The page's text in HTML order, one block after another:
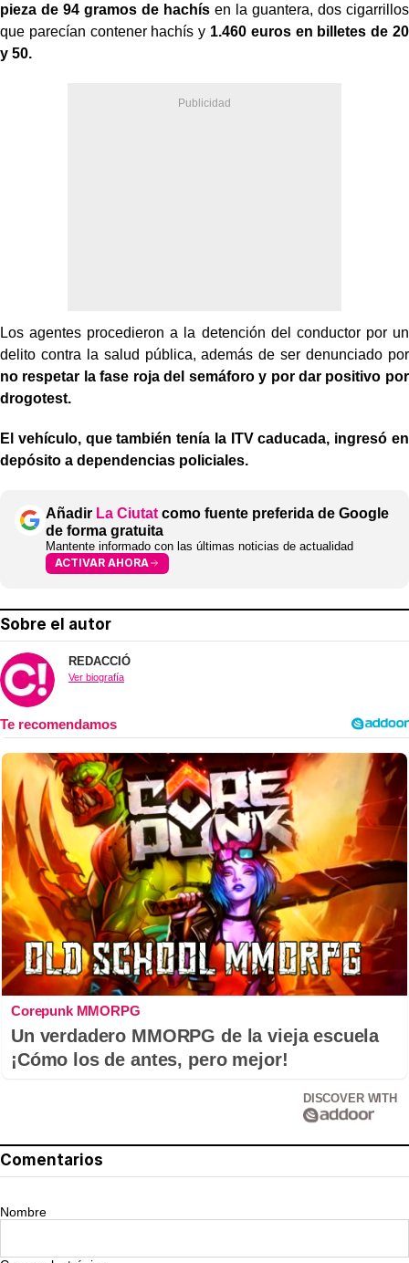
pieza de 94 gramos de hachísen la guantera, dos cigarrillos
que parecían contener hachís y 1.460 euros en billetes de 20
y 50.
Los agentes procedieron a la detención del conductor por un
delito contra la salud pública, además de ser denunciado por
no respetar la fase roja del semáforo y por dar positivo por
drogotest.
El vehículo, que también tenía la ITV caducada, ingresó en
depósito a dependencias policiales.
Añadir La Ciutat como fuente preferida de Google
de forma gratuita
Mantente informado con las últimas noticias de actualidad
ACTIVAR AHORA
Sobre el autor
REDACCIÓ
Ver biografía
Corepunk MMORPG
Un verdadero MMORPG de la vieja escuela
¡Cómo los de antes, pero mejor!
DISCOVER WITH
Comentarios
Nombre